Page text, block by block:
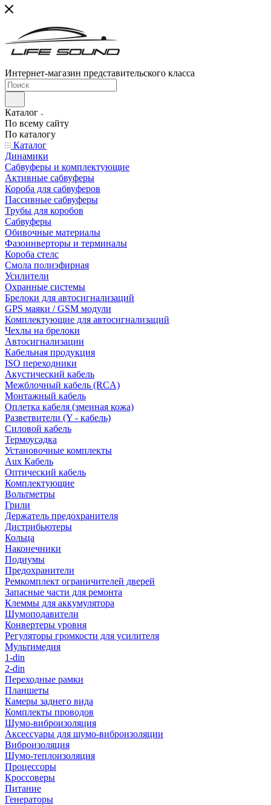
Интернет-магазин представительского класса
Каталог
По всему сайту
По каталогу
Каталог
Динамики
Сабвуферы и комплектующие
Активные сабвуферы
Короба для сабвуферов
Пассивные сабвуферы
Трубы для коробов
Сабвуферы
Обивочные материалы
Фазоинверторы и терминалы
Короба стелс
Смола полиэфирная
Усилители
Охранные системы
Брелоки для автосигнализаций
GPS маяки / GSM модули
Комплектующие для автосигнализаций
Чехлы на брелоки
Автосигнализации
Кабельная продукция
ISO переходники
Акустический кабель
Межблочный кабель (RCA)
Монтажный кабель
Оплетка кабеля (змеиная кожа)
Разветвители (Y - кабель)
Силовой кабель
Термоусадка
Установочные комплекты
Aux Кабель
Оптический кабель
Комплектующие
Вольтметры
Грили
Держатель предохранителя
Дистрибьютеры
Кольца
Наконечники
Подиумы
Предохранители
Ремкомплект ограничителей дверей
Запасные части для ремонта
Клеммы для аккумулятора
Шумоподавители
Конвертеры уровня
Регуляторы громкости для усилителя
Мультимедия
1-din
2-din
Переходные рамки
Планшеты
Камеры заднего вида
Комплекты проводов
Шумо-виброизоляция
Аксессуары для шумо-виброизоляции
Виброизоляция
Шумо-теплоизоляция
Процессоры
Кроссоверы
Питание
Генераторы